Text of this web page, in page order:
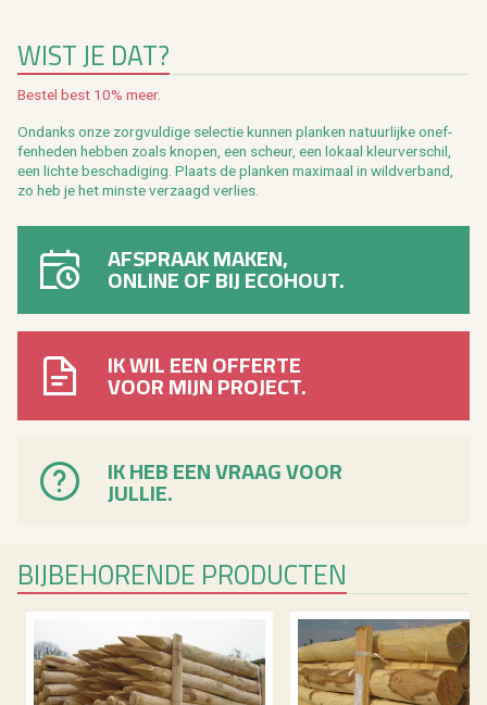
WIST JE DAT?
Be­stel best 10% meer.
On­danks onze zorg­vul­di­ge se­lec­tie kun­nen plan­ken na­tuur­lij­ke on­ef­
fen­he­den heb­ben zoals kno­pen, een scheur, een lo­kaal kleur­ver­schil,
een lich­te be­scha­di­ging. Plaats de plan­ken maxi­maal in wild­ver­band,
zo heb je het min­ste ver­zaagd ver­lies.
AFSPRAAK MAKEN,
ONLINE OF BIJ ECOHOUT.
IK WIL EEN OFFERTE
VOOR MIJN PROJECT.
IK HEB EEN VRAAG VOOR
JULLIE.
BIJ­BE­HO­REN­DE PRO­DUC­TEN